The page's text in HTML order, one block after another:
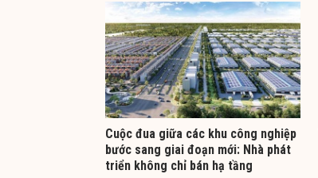
Cuộc đua giữa các khu công nghiệp
bước sang giai đoạn mới: Nhà phát
triển không chỉ bán hạ tầng